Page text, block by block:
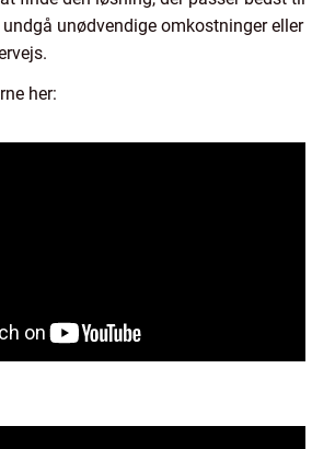
unødvendige omkostninger eller
her: